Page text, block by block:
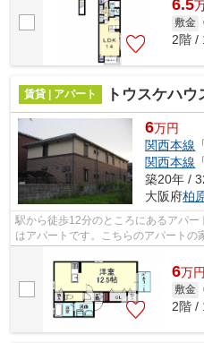
6.5
敷金
2階 /
賃貸 | アパート トウスケハウ
6万円
関西本線
関西本線
築20年 /
大阪府柏
駅から徒歩12分のところにあるアパ
はアパートです。こちらのアパートの
のここがイチオシ。テム・ホームは、
6万円
敷金
2階 /